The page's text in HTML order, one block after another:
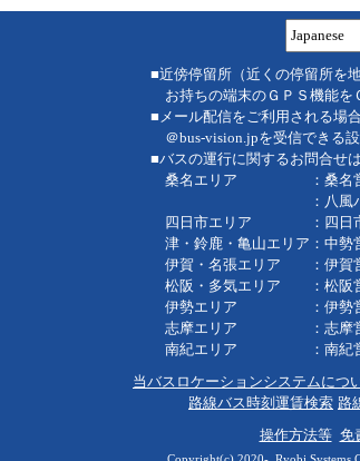
■近傍停留所（近くの停留所を
お持ちの端末のＧＰＳ機能を
■メール配信をご利用される場
＠bus-vision.jpを受信できる設
■バスの運行に関するお問合せ
桑名エリア ：桑名営
：八風バス
四日市エリア ：四日市
津・鈴鹿・亀山エリア：中
伊賀・名張エリア ：伊賀
松阪・多気エリア ：松阪
伊勢エリア ：伊勢営
志摩エリア ：志摩営
南紀エリア ：南紀営
当バスロケーションシステムにつ
路線バス時刻運賃検索 路
操作方法等 免